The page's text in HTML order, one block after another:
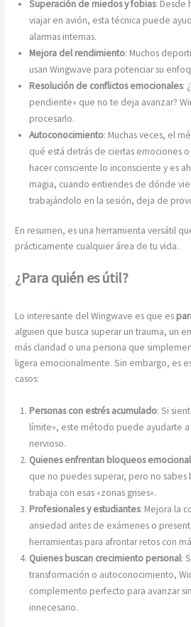
Superación de miedos y fobias: Desde
viajar en avión, esta técnica puede
alarmas internas.
Mejora del rendimiento: Muchos
usan Wingwave para potenciar su
Resolución de conflictos emocionales:
pendiente» que no te deja avanzar?
procesarlo.
Autoconocimiento: Muchas veces, el
qué está detrás de ciertas emociones
hacer consciente lo inconsciente y es
magia, cuando entiendes de dónde
trabajándolo en la sesión, deja de
En resumen, es una herramienta versátil
prácticamente cualquier área de tu vida.
¿Para quién es útil?
Lo interesante del Wingwave es que es
alguien que busca superar un trauma, un
más claridad o una persona que
ligera emocionalmente. Sin embargo, es
casos:
Personas con estrés acumulado: Si
límite», este método puede ayudarte a
nervioso.
Quienes enfrentan bloqueos
que no puedes superar, pero no sabes
trabaja con esas «zonas grises».
Profesionales y estudiantes: Mejora la
ansiedad antes de exámenes o
herramientas para afrontar retos con
Quienes buscan crecimiento personal:
transformación o autoconocimiento,
complemento perfecto para avanzar
innecesario.